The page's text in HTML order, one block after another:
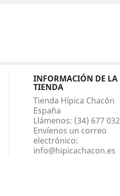
INFORMACIÓN DE LA
TIENDA
Tienda Hípica Chacón
España
Llámenos: (34) 677
Envíenos un correo
electrónico:
info@hipicachacon.es